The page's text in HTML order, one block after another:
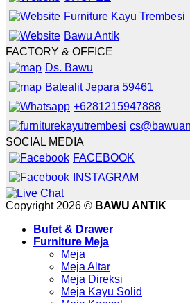
Furniture Kayu Trembesi
Bawu Antik
FACTORY & OFFICE
Ds. Bawu
Batealit Jepara 59461
+6281215947888
SOCIAL MEDIA
FACEBOOK
INSTAGRAM
Copyright 2026 © BAWU ANTIK
Bufet & Drawer
Furniture Meja
Meja
Meja Altar
Meja Direksi
Meja Kayu Solid